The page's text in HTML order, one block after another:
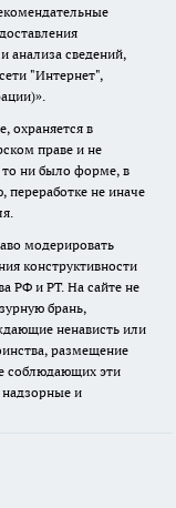
анализа сведений,
"Интернет",
охраняется в
праве и не
ни было форме, в
переработке не иначе
модерировать
конструктивности
РФ и РТ. На сайте не
брань,
ненависть или
размещение
соблюдающих эти
надзорные и